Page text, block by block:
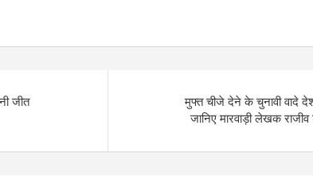
जीत
मुफ्त चीजे देने के चुनावी वादे
जानिए मारवाड़ी लेखक